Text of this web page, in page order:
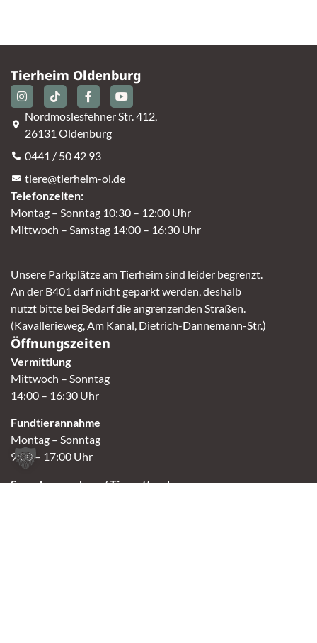
Tierheim Oldenburg
Nordmoslesfehner Str. 412,
26131 Oldenburg
0441 / 50 42 93
tiere@tierheim-ol.de
Telefonzeiten:
Montag – Sonntag 10:30 – 12:00 Uhr
Mittwoch – Samstag 14:00 – 16:30 Uhr
Unsere Parkplätze am Tierheim sind leider begrenzt.
An der B401 darf nicht geparkt werden, deshalb
nutzt bitte bei Bedarf die angrenzenden Straßen.
(Kavallerieweg, Am Kanal, Dietrich-Dannemann-Str.)
Öffnungszeiten
Vermittlung
Mittwoch – Sonntag
14:00 – 16:30 Uhr
Fundtierannahme
Montag – Sonntag
9:00 – 17:00 Uhr
Spendenannahme / Tierrettershop